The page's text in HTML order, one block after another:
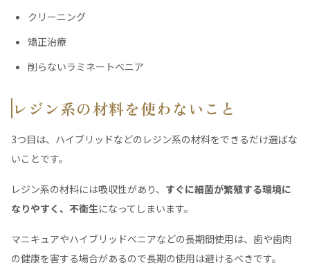
クリーニング
矯正治療
削らないラミネートべニア
レジン系の材料を使わないこと
3つ目は、ハイブリッドなどのレジン系の材料をできるだけ選ばな
いことです。
レジン系の材料には吸収性があり、 すぐに細菌が繁殖する環境に
なりやすく、不衛生になってしまいます。
マニキュアやハイブリッドべニアなどの長期間使用は、歯や歯肉
の健康を害する場合があるので長期の使用は避けるべきです。